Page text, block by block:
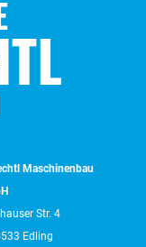
Maschinenbau
Str. 4
Edling